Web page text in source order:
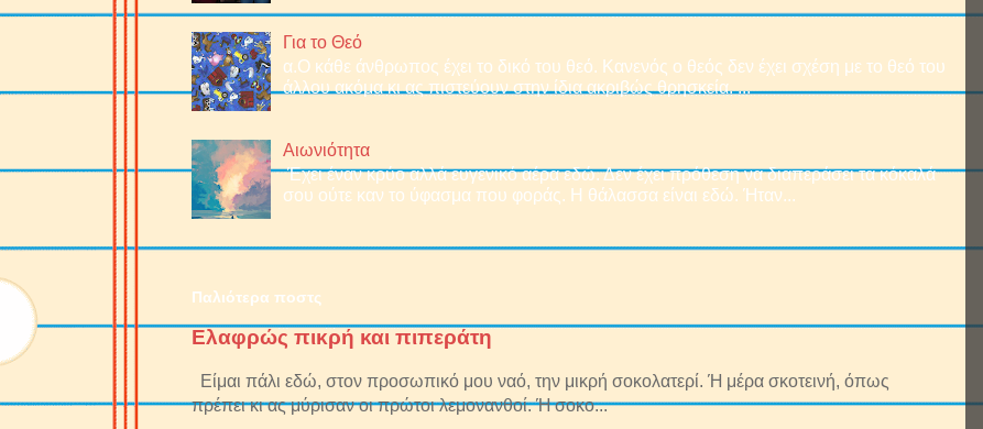
Για το Θεό
α.O κάθε άνθρωπος έχει το δικό του θεό. Κανενός ο θεός δεν έχει σχέση με το θεό του
άλλου ακόμα κι ας πιστεύουν στην ίδια ακριβώς θρησκεία. ...
Αιωνιότητα
Έχει έναν κρύο αλλά ευγενικό αέρα εδώ. Δεν έχει πρόθεση να διαπεράσει τα κόκαλά
σου ούτε καν το ύφασμα που φοράς. Η θάλασσα είναι εδώ. Ήταν...
Παλιότερα ποστς
Ελαφρώς πικρή και πιπεράτη
Είμαι πάλι εδώ, στον προσωπικό μου ναό, την μικρή σοκολατερί. Ή μέρα σκοτεινή, όπως
πρέπει κι ας μύρισαν οι πρώτοι λεμονανθοί. Ή σοκο...